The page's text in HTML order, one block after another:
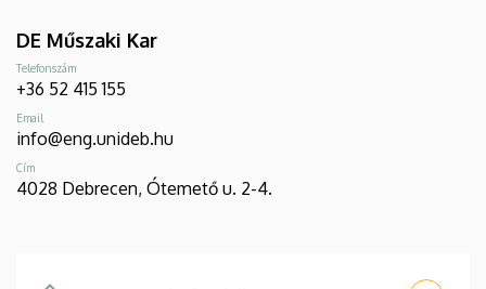
DE Műszaki Kar
Telefonszám
+36 52 415 155
Email
info@eng.unideb.hu
Cím
4028 Debrecen, Ótemető u. 2-4.